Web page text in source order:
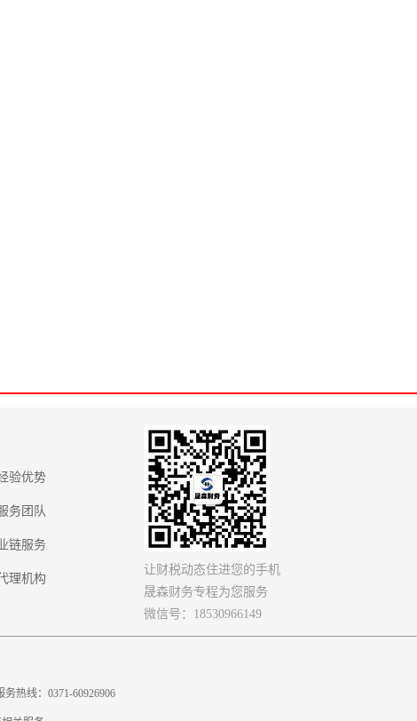
验优势
务团队
链服务
理机构
让财税动态住进您的手机
晟森财务专程为您服务
微信号：18530966149
热线：0371-60926906